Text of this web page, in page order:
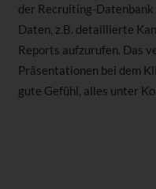
der Recruiting-
Daten, z.B. detaillierte
Reports aufzurufen. Das
Präsentationen bei dem
gute Gefühl, alles unter